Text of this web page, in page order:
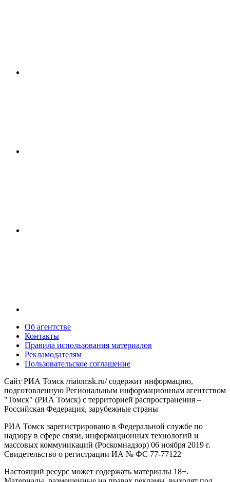
Об агентстве
Контакты
Правила использования материалов
Рекламодателям
Пользовательское соглашение
Сайт РИА Томск /riatomsk.ru/ содержит информацию,
подготовленную Региональным информационным агентством
"Томск" (РИА Томск) с территорией распространения –
Российская Федерация, зарубежные страны
РИА Томск зарегистрировано в Федеральной службе по
надзору в сфере связи, информационных технологий и
массовых коммуникаций (Роскомнадзор) 06 ноября 2019 г.
Свидетельство о регистрации ИА № ФС 77-77122
Настоящий ресурс может содержать материалы 18+.